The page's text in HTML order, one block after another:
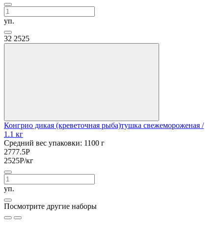
уп.
32 2525
Конгрио дикая (креветочная рыба)тушка свежемороженая /
1.1 кг
Средний вес упаковки: 1100 г
2777.5Р
2525Р/кг
уп.
Посмотрите другие наборы